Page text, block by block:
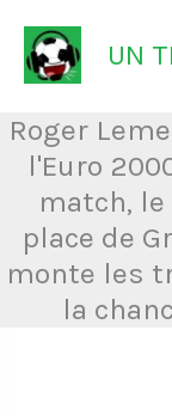
Aller
au
contenu
UN
Roger
l'Euro
match,
place de
monte les
la